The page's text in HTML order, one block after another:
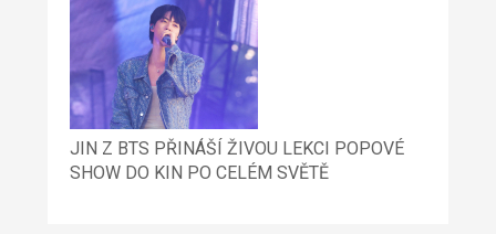
JIN Z BTS PŘINÁŠÍ ŽIVOU LEKCI POPOVÉ
SHOW DO KIN PO CELÉM SVĚTĚ